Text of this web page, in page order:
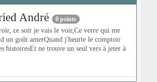
André 0 points
ce soir je vais le voir,Ce verre qui me
un goût amerQuand j'heurte le comptoir
histoiresEt ne trouve un seul vers à jeter à